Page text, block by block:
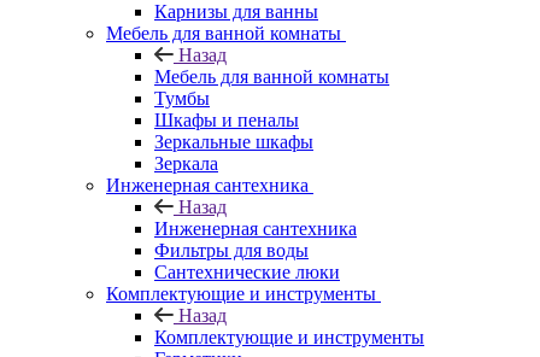
Карнизы для ванны
Мебель для ванной комнаты
Назад
Мебель для ванной комнаты
Тумбы
Шкафы и пеналы
Зеркальные шкафы
Зеркала
Инженерная сантехника
Назад
Инженерная сантехника
Фильтры для воды
Сантехнические люки
Комплектующие и инструменты
Назад
Комплектующие и инструменты